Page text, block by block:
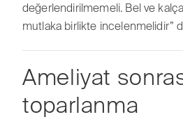
değerlendirilmemeli. Bel ve
mutlaka birlikte incelenmelidir”
Ameliyat
toparlanma